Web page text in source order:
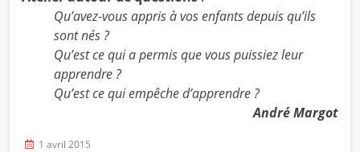
Qu’avez-vous appris à vos enfants depuis qu’ils
sont nés ?
Qu’est ce qui a permis que vous puissiez leur
apprendre ?
Qu’est ce qui empêche d’apprendre ?
André Margot
1 avril 2015